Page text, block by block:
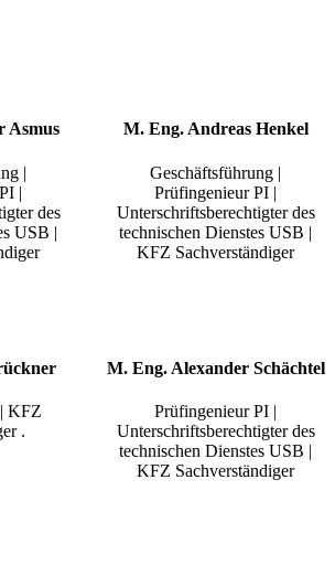
Asmus
|
|
des
USB |
M. Eng. Andreas Henkel
Geschäftsführung |
Prüfingenieur PI |
Unterschriftsberechtigter des
technischen Dienstes USB |
KFZ Sachverständiger
KFZ
.
M. Eng. Alexander Schächtel
Prüfingenieur PI |
Unterschriftsberechtigter des
technischen Dienstes USB |
KFZ Sachverständiger